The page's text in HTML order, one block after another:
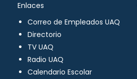
Enlaces
Correo de Empleados UAQ
Directorio
TV UAQ
Radio UAQ
Calendario Escolar